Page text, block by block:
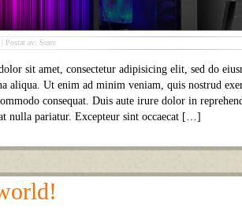
Postat av: Sony
sit amet, consectetur adipisicing elit, sed do
aliqua. Ut enim ad minim veniam, quis nostrud
consequat. Duis aute irure dolor in
nulla pariatur. Excepteur sint occaecat […]